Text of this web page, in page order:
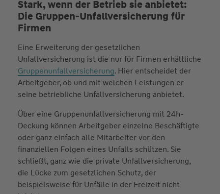
Stark, wenn der Betrieb sie anbietet:
Die Gruppen-Unfallversicherung für
Firmen
Eine Erweiterung der gesetzlichen
Unfallversicherung ist die nur für Firmen erhältliche
Gruppenunfallversicherung. Hier entscheidet der
Arbeitgeber, ob und mit welchen Leistungen er
seine betriebliche Unfallversicherung anbietet.
Über eine Gruppenunfallversicherung mit 24h-
Deckung können Arbeitgeber einzelne Beschäftigte
oder ganz einfach alle Mitarbeiter vor den
finanziellen Folgen eines Unfalls schützen. Sie
schließt, ganz wie die private Unfallversicherung,
die Lücke zum gesetzlichen Schutz, der
beispielsweise für Unfälle in der Freizeit nicht